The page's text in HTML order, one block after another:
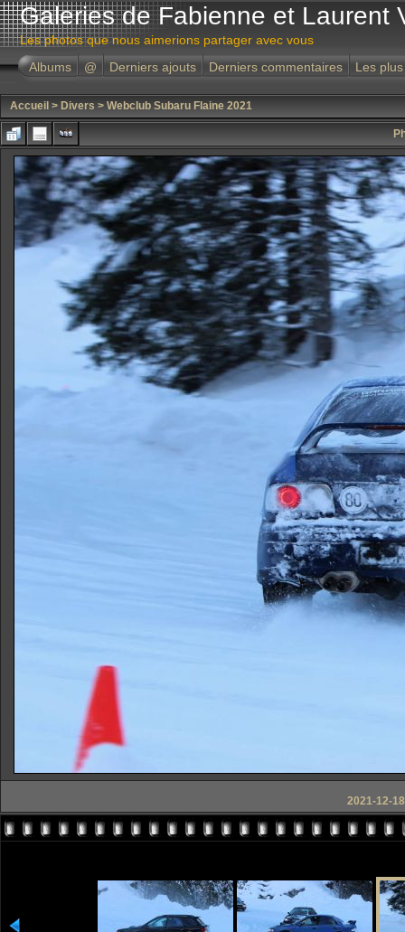
Galeries de Fabienne et Laurent
Les photos que nous aimerions partager avec vous
Albums
@ Derniers ajouts Derniers commentaires Les
Accueil > Divers > Webclub Subaru Flaine 2021
2021-12-